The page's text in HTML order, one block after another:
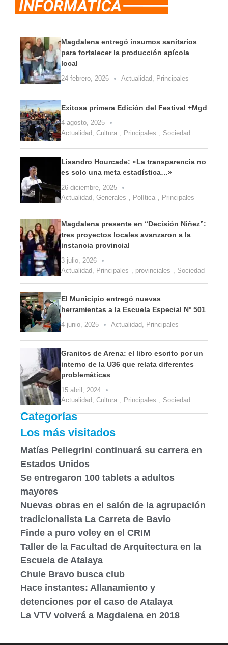
Magdalena entregó insumos sanitarios
para fortalecer la producción apícola
local
24 febrero, 2026 Actualidad Principales
Exitosa primera Edición del Festival +Mgd
4 agosto, 2025
Actualidad Cultura Principales Sociedad
Lisandro Hourcade: «La transparencia no
es solo una meta estadística…»
26 diciembre, 2025
Actualidad Generales Política Principales
Magdalena presente en “Decisión Niñez”:
tres proyectos locales avanzaron a la
instancia provincial
3 julio, 2026
Actualidad Principales provinciales Sociedad
El Municipio entregó nuevas
herramientas a la Escuela Especial Nº 501
4 junio, 2025 Actualidad Principales
Granitos de Arena: el libro escrito por un
interno de la U36 que relata diferentes
problemáticas
15 abril, 2024
Actualidad Cultura Principales Sociedad
Categorías
Los más visitados
Matías Pellegrini continuará su carrera en
Estados Unidos
Se entregaron 100 tablets a adultos
mayores
Nuevas obras en el salón de la agrupación
tradicionalista La Carreta de Bavio
Finde a puro voley en el CRIM
Taller de la Facultad de Arquitectura en la
Escuela de Atalaya
Chule Bravo busca club
Hace instantes: Allanamiento y
detenciones por el caso de Atalaya
La VTV volverá a Magdalena en 2018